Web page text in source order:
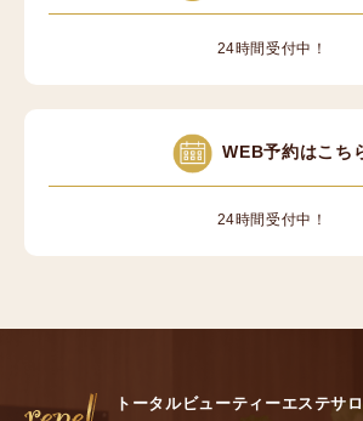
24時間受付中！
WEB予約はこち
24時間受付中！
トータルビューティーエステサ